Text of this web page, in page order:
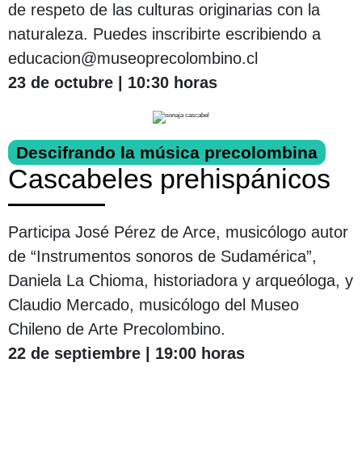
de respeto de las culturas originarias con la
naturaleza. Puedes inscribirte escribiendo a
educacion@museoprecolombino.cl
23 de octubre | 10:30 horas
Descifrando la música precolombina
Cascabeles prehispánicos
Participa José Pérez de Arce, musicólogo autor
de “Instrumentos sonoros de Sudamérica”,
Daniela La Chioma, historiadora y arqueóloga, y
Claudio Mercado, musicólogo del Museo
Chileno de Arte Precolombino.
22 de septiembre | 19:00 horas